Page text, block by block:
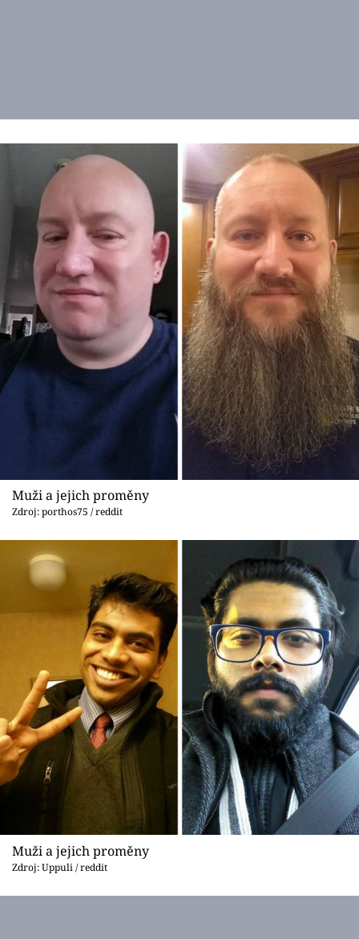
Muži a jejich proměny
Zdroj: porthos75 / reddit
Muži a jejich proměny
Zdroj: Uppuli / reddit